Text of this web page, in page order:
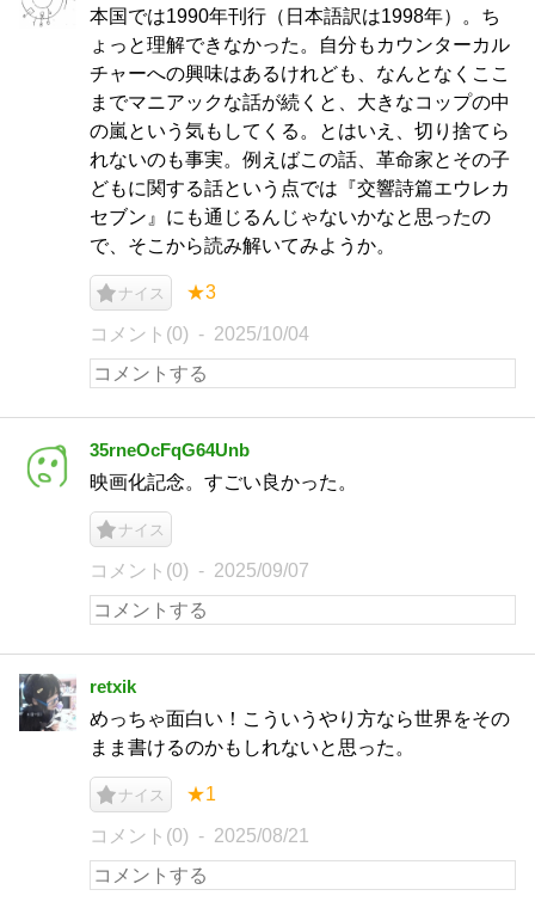
本国では1990年刊行（日本語訳は1998年）。ち
ょっと理解できなかった。自分もカウンターカル
チャーへの興味はあるけれども、なんとなくここ
までマニアックな話が続くと、大きなコップの中
の嵐という気もしてくる。とはいえ、切り捨てら
れないのも事実。例えばこの話、革命家とその子
どもに関する話という点では『交響詩篇エウレカ
セブン』にも通じるんじゃないかなと思ったの
で、そこから読み解いてみようか。
ナイス ★3
コメント(0) 2025/10/04
35rneOcFqG64Unb
映画化記念。すごい良かった。
ナイス
コメント(0) 2025/09/07
retxik
めっちゃ面白い！こういうやり方なら世界をその
まま書けるのかもしれないと思った。
ナイス ★1
コメント(0) 2025/08/21